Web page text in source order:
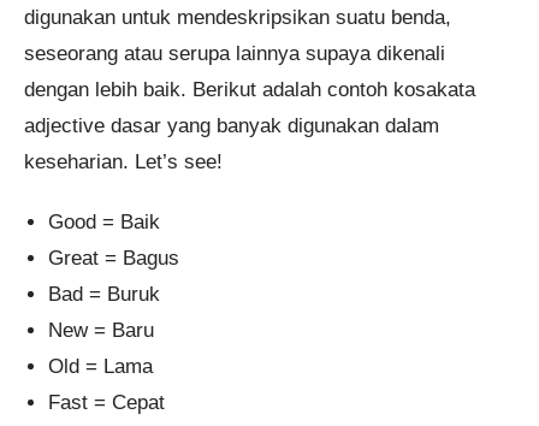
digunakan untuk mendeskripsikan suatu benda,
seseorang atau serupa lainnya supaya dikenali
dengan lebih baik. Berikut adalah contoh kosakata
adjective dasar yang banyak digunakan dalam
keseharian. Let’s see!
Good = Baik
Great = Bagus
Bad = Buruk
New = Baru
Old = Lama
Fast = Cepat